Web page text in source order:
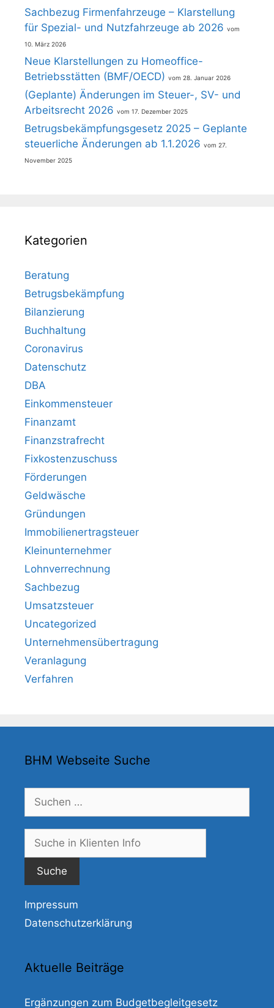
Sachbezug Firmenfahrzeuge – Klarstellung
für Spezial- und Nutzfahrzeuge ab 2026
10. März 2026
Neue Klarstellungen zu Homeoffice-
Betriebsstätten (BMF/OECD)
28. Januar 2026
(Geplante) Änderungen im Steuer-, SV- und
Arbeitsrecht 2026
17. Dezember 2025
Betrugsbekämpfungsgesetz 2025 – Geplante
steuerliche Änderungen ab 1.1.2026
27.
November 2025
Kategorien
Beratung
Betrugsbekämpfung
Bilanzierung
Buchhaltung
Coronavirus
Datenschutz
DBA
Einkommensteuer
Finanzamt
Finanzstrafrecht
Fixkostenzuschuss
Förderungen
Geldwäsche
Gründungen
Immobilienertragsteuer
Kleinunternehmer
Lohnverrechnung
Sachbezug
Umsatzsteuer
Uncategorized
Unternehmensübertragung
Veranlagung
Verfahren
BHM Webseite Suche
Suchen
nach:
Impressum
Datenschutzerklärung
Aktuelle Beiträge
Ergänzungen zum Budgetbegleitgesetz